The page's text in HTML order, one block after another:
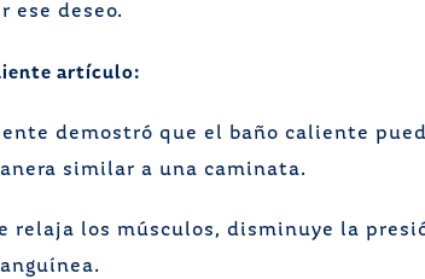
ese deseo.
artículo:
demostró que el baño caliente
similar a una caminata.
relaja los músculos, disminuye la